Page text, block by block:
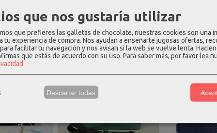
Relacionados
-35 % -40 %
que nos gustaría utilizar
que prefieres las galletas de chocolate, nuestras cookies son una
tu experiencia de compra. Nos ayudan a enseñarte jugosas ofertas,
facilitar tu navegación y nos avisan si la web se vuelve lenta.
que estás de acuerdo con su uso. Para saber más, por favor lea
.
Descartar todas